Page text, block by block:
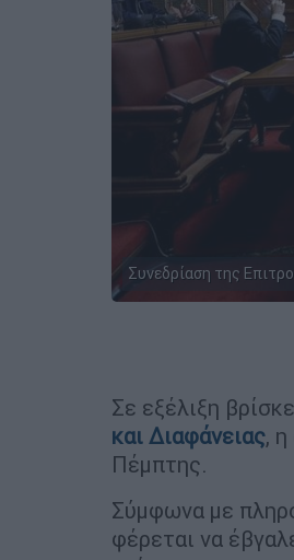
Συνεδρίαση της
Σε εξέλιξη
και Διαφάνειας,
Πέμπτης.
Σύμφωνα με
φέρεται να